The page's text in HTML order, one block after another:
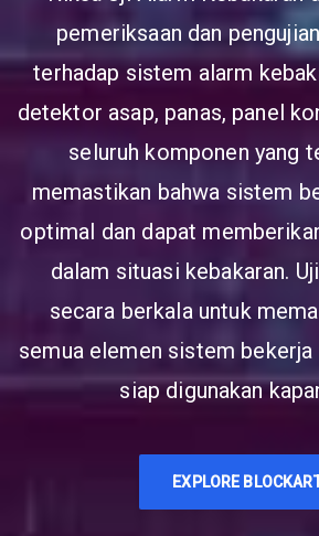
pemeriksaan dan
terhadap sistem alarm
detektor asap, panas, panel
seluruh komponen yang
memastikan bahwa sistem
optimal dan dapat
dalam situasi kebakaran.
secara berkala untuk
semua elemen sistem bekerja
siap digunakan
EXPLORE